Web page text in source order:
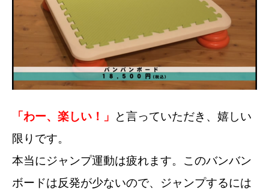
「わー、楽しい！」
と言っていただき、嬉しい
限りです。
本当にジャンプ運動は疲れます。このバンバン
ボードは反発が少ないので、ジャンプするには